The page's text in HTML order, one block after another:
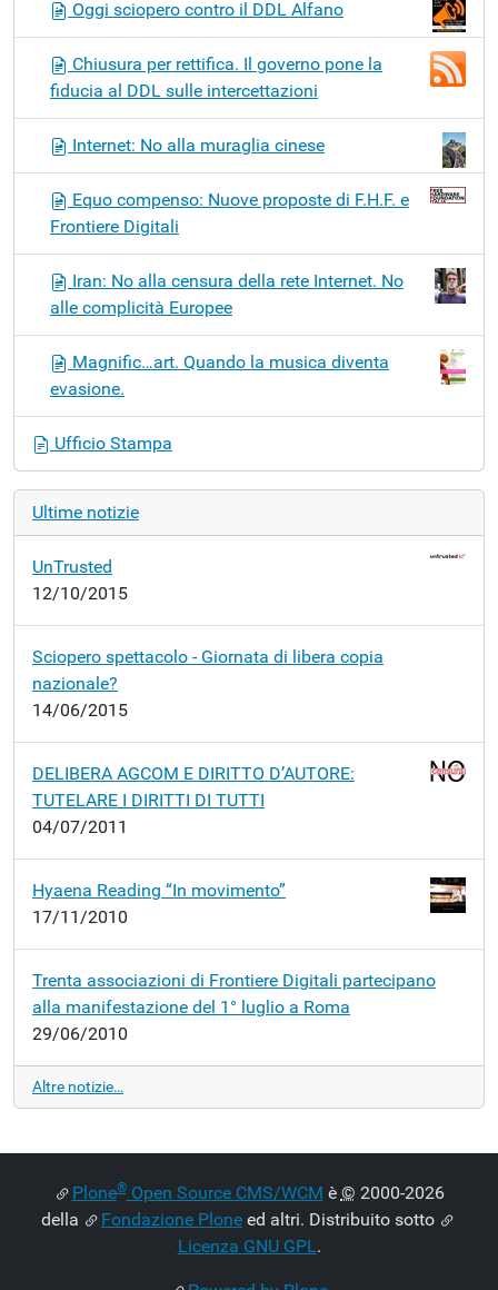
Oggi sciopero contro il DDL Alfano
Chiusura per rettifica. Il governo pone la
fiducia al DDL sulle intercettazioni
Internet: No alla muraglia cinese
Equo compenso: Nuove proposte di F.H.F. e
Frontiere Digitali
Iran: No alla censura della rete Internet. No
alle complicità Europee
Magnific…art. Quando la musica diventa
evasione.
Ufficio Stampa
Ultime notizie
UnTrusted
12/10/2015
Sciopero spettacolo - Giornata di libera copia
nazionale?
14/06/2015
DELIBERA AGCOM E DIRITTO D’AUTORE:
TUTELARE I DIRITTI DI TUTTI
04/07/2011
Hyaena Reading “In movimento”
17/11/2010
Trenta associazioni di Frontiere Digitali partecipano
alla manifestazione del 1° luglio a Roma
29/06/2010
Altre notizie…
Plone®Open Source CMS/WCM è © 2000-2026
della
Fondazione Plone ed altri. Distribuito sotto
Licenza GNU GPL.